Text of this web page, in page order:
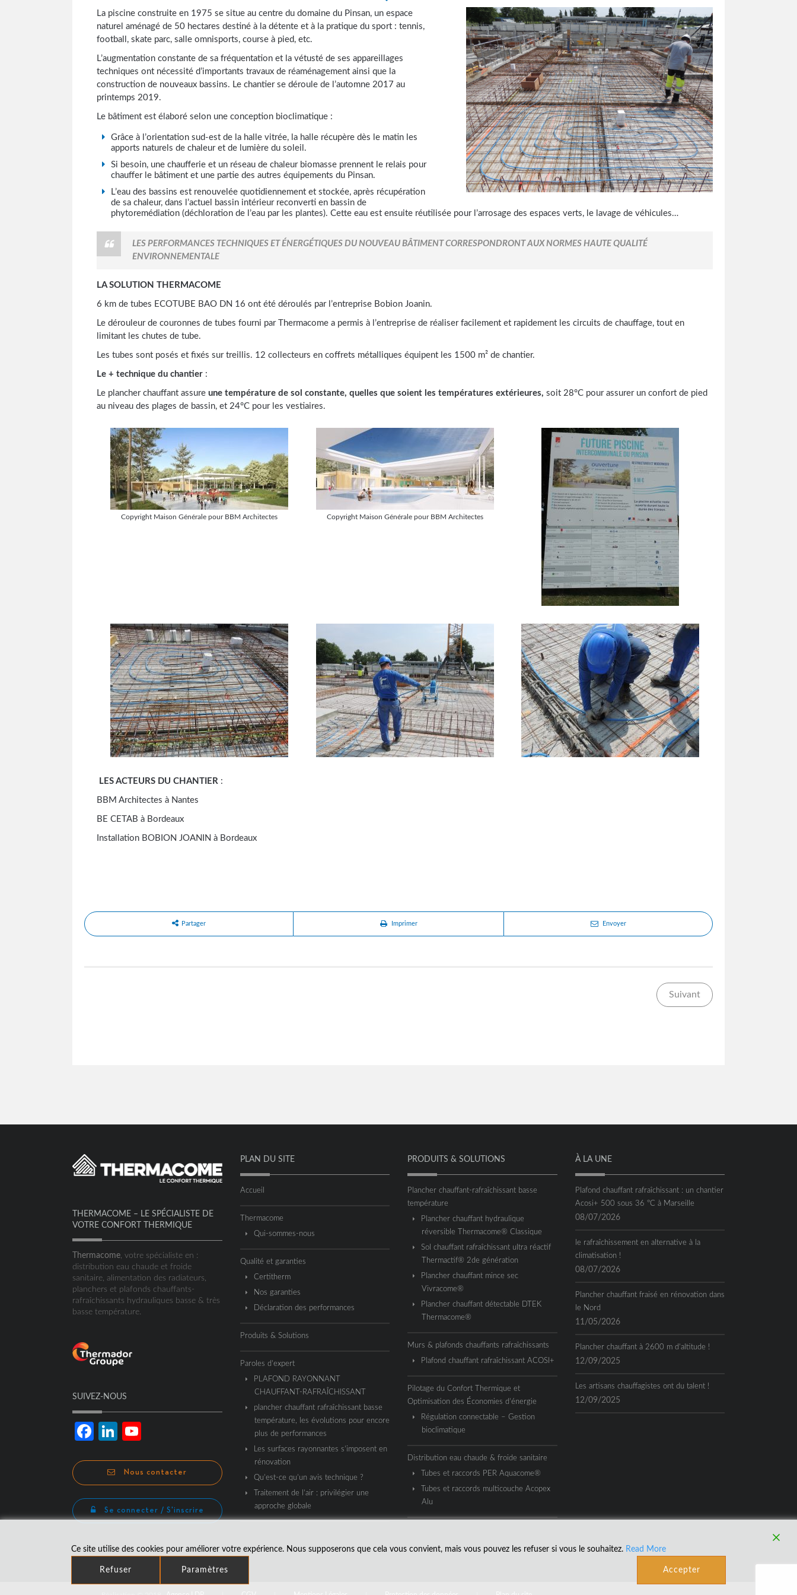
La piscine construite en 1975 se situe au centre du domaine du Pinsan, un espace
naturel aménagé de 50 hectares destiné à la détente et à la pratique du sport : tennis,
football, skate parc, salle omnisports, course à pied, etc.
L’augmentation constante de sa fréquentation et la vétusté de ses appareillages
techniques ont nécessité d’importants travaux de réaménagement ainsi que la
construction de nouveaux bassins. Le chantier se déroule de l’automne 2017 au
printemps 2019.
Le bâtiment est élaboré selon une conception bioclimatique :
Grâce à l’orientation sud-est de la halle vitrée, la halle récupère dès le matin les
apports naturels de chaleur et de lumière du soleil.
Si besoin, une chaufferie et un réseau de chaleur biomasse prennent le relais pour
chauffer le bâtiment et une partie des autres équipements du Pinsan.
L’eau des bassins est renouvelée quotidiennement et stockée, après récupération
de sa chaleur, dans l’actuel bassin intérieur reconverti en bassin de
phytoremédiation (déchloration de l’eau par les plantes). Cette eau est ensuite réutilisée pour l’arrosage des espaces verts, le lavage de véhicules…
LES PERFORMANCES TECHNIQUES ET ÉNERGÉTIQUES DU NOUVEAU BÂTIMENT CORRESPONDRONT AUX NORMES HAUTE QUALITÉ
ENVIRONNEMENTALE
LA SOLUTION THERMACOME
6 km de tubes ECOTUBE BAO DN 16 ont été déroulés par l’entreprise Bobion Joanin.
Le dérouleur de couronnes de tubes fourni par Thermacome a permis à l’entreprise de réaliser facilement et rapidement les circuits de chauffage, tout en
limitant les chutes de tube.
Les tubes sont posés et fixés sur treillis. 12 collecteurs en coffrets métalliques équipent les 1500 m² de chantier.
Le + technique du chantier :
Le plancher chauffant assureune température de sol constante, quelles que soient les températures extérieures,soit 28°C pour assurer un confort de pied
au niveau des plages de bassin, et 24°C pour les vestiaires.
Copyright Maison Générale pour BBM Architectes Copyright Maison Générale pour BBM Architectes
LES ACTEURS DU CHANTIER :
BBM Architectes à Nantes
BE CETAB à Bordeaux
Installation BOBION JOANIN à Bordeaux
Partager Imprimer Envoyer
Suivant
THERMACOME – LE SPÉCIALISTE DE
VOTRE CONFORT THERMIQUE
Thermacome , votre spécialiste en :
distribution eau chaude et froide
sanitaire, alimentation des radiateurs,
planchers et plafonds chauffants-
rafraîchissants hydrauliques basse & très
basse température.
SUIVEZ-NOUS
FacebookLinkedIn
Nous contacter
Se connecter / S'inscrire
PLAN DU SITE
Accueil
Thermacome
Qui-sommes-nous
Qualité et garanties
Certitherm
Nos garanties
Déclaration des performances
Produits & Solutions
Paroles d’expert
PLAFOND RAYONNANT
CHAUFFANT-RAFRAÎCHISSANT
plancher chauffant rafraîchissant basse
température, les évolutions pour encore
plus de performances
Les surfaces rayonnantes s’imposent en
rénovation
Qu’est-ce qu’un avis technique ?
Traitement de l’air : privilégier une
approche globale
PRODUITS & SOLUTIONS
Plancher chauffant-rafraîchissant basse
température
Plancher chauffant hydraulique
réversible Thermacome® Classique
Sol chauffant rafraîchissant ultra réactif
Thermactif® 2de génération
Plancher chauffant mince sec
Vivracome®
Plancher chauffant détectable DTEK
Thermacome®
Murs & plafonds chauffants rafraîchissants
Plafond chauffant rafraîchissant ACOSI+
Pilotage du Confort Thermique et
Optimisation des Économies d’énergie
Régulation connectable – Gestion
bioclimatique
Distribution eau chaude & froide sanitaire
Tubes et raccords PER Aquacome®
Tubes et raccords multicouche Acopex
Alu
À LA UNE
Plafond chauffant rafraîchissant : un chantier
Acosi+ 500 sous 36 °C à Marseille
08/07/2026
le rafraîchissement en alternative à la
climatisation !
08/07/2026
Plancher chauffant fraisé en rénovation dans
le Nord
11/05/2026
Plancher chauffant à 2600 m d’altitude !
12/09/2025
Les artisans chauffagistes ont du talent !
12/09/2025
Ce site utilise des cookies pour améliorer votre expérience. Nous supposerons que cela vous convient, mais vous pouvez les refuser si vous le souhaitez. Read More
Refuser Paramètres Accepter